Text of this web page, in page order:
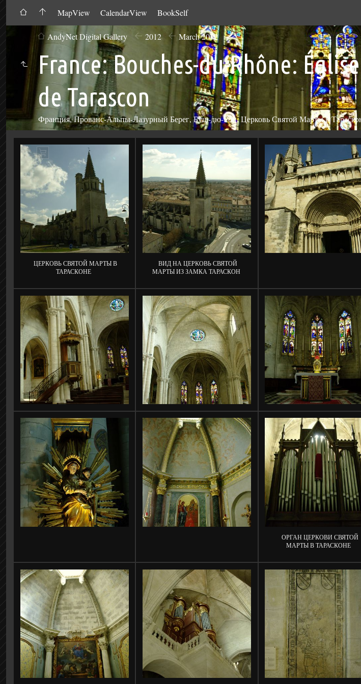
MapView CalendarView BookSelf
AndyNet Digital Gallery 2012 March 2012
France: Bouches-du-Rhône:
de Tarascon
Франция, Прованс-Альпы-Лазурный Берег, Буш-дю-Рон. Церковь Святой Марты в
Add
to
Cart
ЦЕРКОВЬ СВЯТОЙ МАРТЫ В
ТАРАСКОНЕ
ВИД НА ЦЕРКОВЬ СВЯТОЙ
МАРТЫ ИЗ ЗАМКА ТАРАСКОН
ОРГАН ЦЕРКОВИ СВЯТОЙ
МАРТЫ В ТАРАСКОНЕ